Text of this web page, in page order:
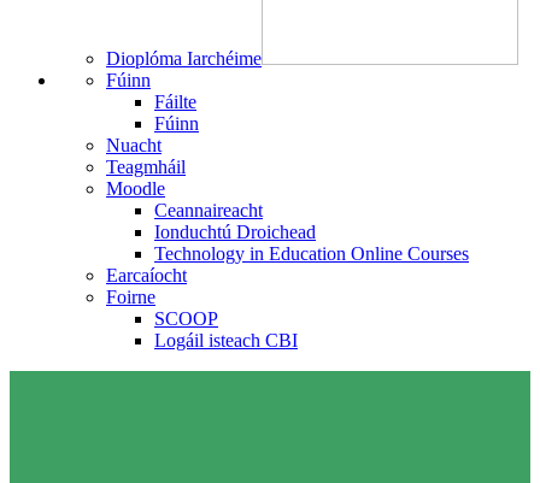
Dioplóma Iarchéime
Fúinn
Fáilte
Fúinn
Nuacht
Teagmháil
Moodle
Ceannaireacht
Ionduchtú Droichead
Technology in Education Online Courses
Earcaíocht
Foirne
SCOOP
Logáil isteach CBI